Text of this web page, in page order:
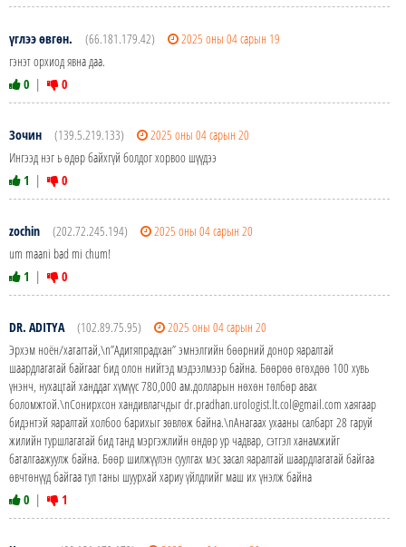
үглээ өвгөн. (66.181.179.42)
2025 оны 04 сарын 19
гэнэт орхиод явна даа.
0 | 0
Зочин (139.5.219.133)
2025 оны 04 сарын 20
Ингээд нэг ь өдөр байхгүй болдог хорвоо шүүдээ
1 | 0
zochin (202.72.245.194)
2025 оны 04 сарын 20
um maani bad mi chum!
1 | 0
DR. ADITYA (102.89.75.95)
2025 оны 04 сарын 20
Эрхэм ноён/хатагтай,\n”Адитяпрадхан” эмнэлгийн бөөрний донор яаралтай
шаардлагатай байгааг бид олон нийтэд мэдээлмээр байна. Бөөрөө өгөхдөө 100 хувь
үнэнч, нухацтай ханддаг хүмүүс 780,000 ам.долларын нөхөн төлбөр авах
боломжтой.\nСонирхсон хандивлагчдыг dr.pradhan.urologist.lt.col@gmail.com хаягаар
бидэнтэй яаралтай холбоо барихыг зөвлөж байна.\nАнагаах ухааны салбарт 28 гаруй
жилийн туршлагатай бид танд мэргэжлийн өндөр ур чадвар, сэтгэл ханамжийг
баталгаажуулж байна. Бөөр шилжүүлэн суулгах мэс засал яаралтай шаардлагатай байгаа
өвчтөнүүд байгаа тул таны шуурхай хариу үйлдлийг маш их үнэлж байна
0 | 1